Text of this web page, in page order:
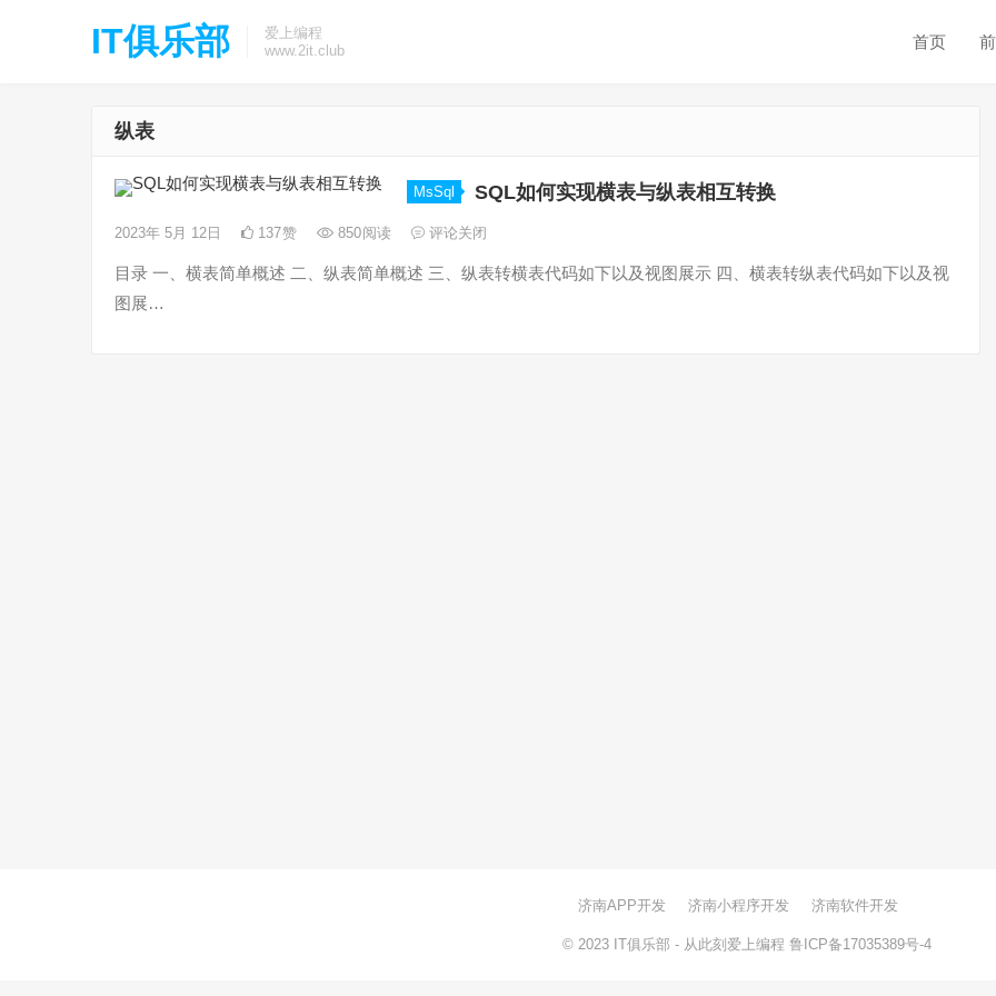
IT俱乐部
爱上编程
www.2it.club
首页
纵表
MsSql SQL如何实现横表与纵表相互转换
2023年 5月 12日 137赞 850阅读 评论关闭
目录 一、横表简单概述 二、纵表简单概述 三、纵表转横表代码如下以及视图展示 四、横表转纵表代码如下以及视
图展…
济南APP开发 济南小程序开发 济南软件开发
© 2023 IT俱乐部 - 从此刻爱上编程 鲁ICP备17035389号-4